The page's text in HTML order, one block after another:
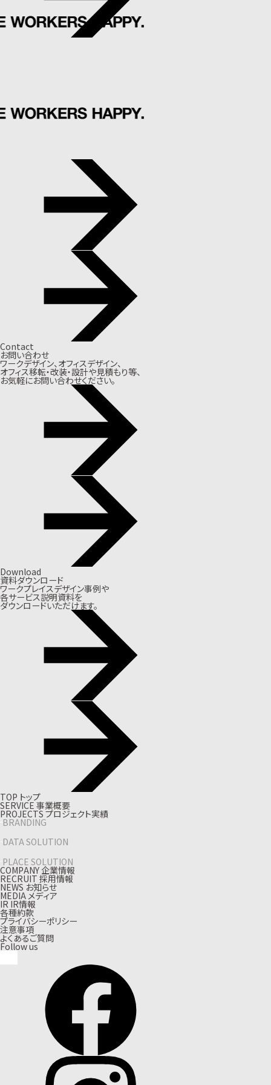
Contact
お問い合わせ
ワークデザイン、オフィスデザイン、
オフィス移転・改装・設計や見積もり等、
お気軽にお問い合わせください。
Download
資料ダウンロード
ワークプレイスデザイン事例や
各サービス説明資料を
ダウンロードいただけます。
TOP トップ
SERVICE 事業概要
PROJECTS プロジェクト実績
BRANDING
DATA SOLUTION
PLACE SOLUTION
COMPANY企業情報
RECRUIT 採用情報
NEWS お知らせ
MEDIA メディア
IR IR情報
各種約款
プライバシーポリシー
注意事項
よくあるご質問
Follow us